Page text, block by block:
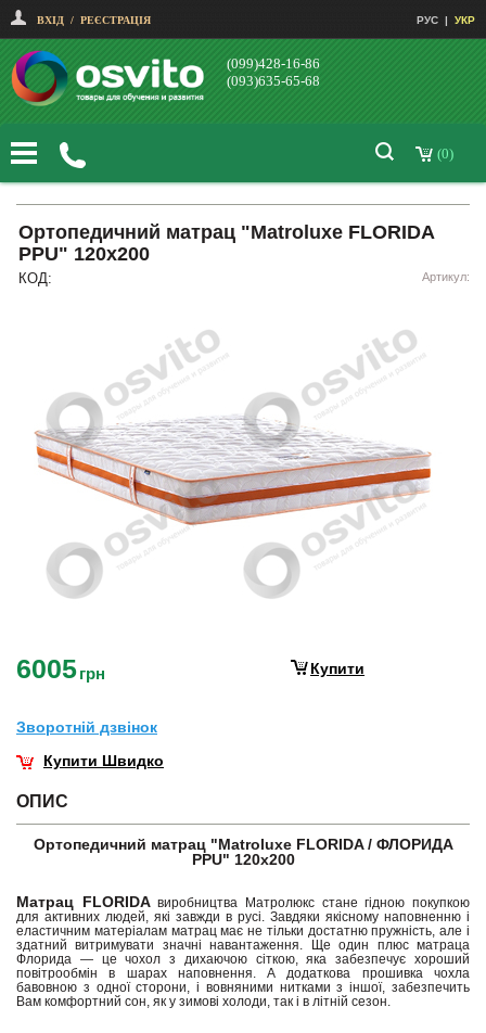
ВХІД / РЕЄСТРАЦІЯ РУС | УКР
(099)428-16-86
(093)635-65-68
(0)
Ортопедичний матрац "Matroluxe FLORIDA
PPU" 120х200
КОД: Артикул:
6005грн Купити
Зворотнiй дзвiнок
Купити Швидко
ОПИС
Ортопедичний матрац "Matroluxe FLORIDA / ФЛОРИДА
PPU" 120х200
Матрац FLORIDAвиробництва Матролюкс стане гідною покупкою
для активних людей, які завжди в русі. Завдяки якісному наповненню і
еластичним матеріалам матрац має не тільки достатню пружність, але і
здатний витримувати значні навантаження. Ще один плюс матраца
Флорида — це чохол з дихаючою сіткою, яка забезпечує хороший
повітрообмін в шарах наповнення. А додаткова прошивка чохла
бавовною з одної сторони, і вовняними нитками з іншої, забезпечить
Вам комфортний сон, як у зимові холоди, так і в літній сезон.